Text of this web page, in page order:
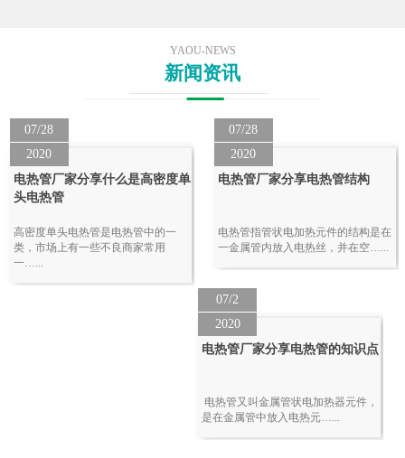
YAOU-NEWS
新闻资讯
07/28
2020
电热管厂家分享什么是高密度单
头电热管
高密度单头电热管是电热管中的一
类，市场上有一些不良商家常用
一…...
07/28
2020
电热管厂家分享电热管结构
电热管指管状电加热元件的结构是在
一金属管内放入电热丝，并在空…...
07/2
2020
电热管厂家分享电热管的知识点
电热管又叫金属管状电加热器元件，
是在金属管中放入电热元…...